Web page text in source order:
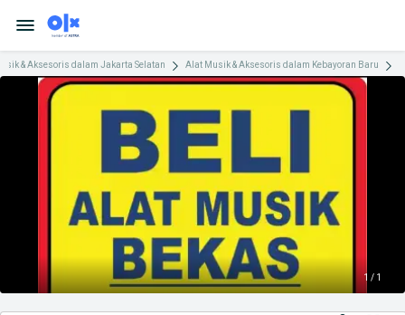
& Aksesoris dalam Jakarta Selatan Alat Musik & Aksesoris dalam Kebayoran Baru
1 / 1